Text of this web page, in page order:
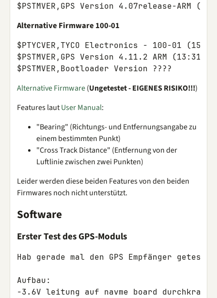
Alternative Firmware 100-01
$PTYCVER,TYCO Electronics - 100-01
$PSTMVER,GPS Version 4.11.2 ARM
Alternative Firmware(Ungetestet - EIGENES RISIKO!!!)
Features lautUser Manual:
"Bearing" (Richtungs- und Entfernungsangabe zu
einem bestimmten Punkt)
"Cross Track Distance" (Entfernung von der
Luftlinie zwischen zwei Punkten)
Leider werden diese beiden Features von den beiden
Firmwares noch nicht unterstützt.
Software
Erster Test des GPS-Moduls
Hab gerade mal den GPS Empfänger
Aufbau:
-3.6V leitung auf navme board